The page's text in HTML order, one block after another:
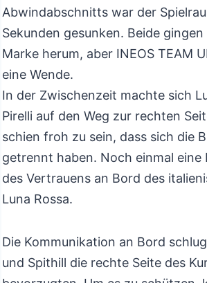
Abwindabschnitts war der
Sekunden gesunken. Beide
Marke herum, aber INEOS TEAM
eine Wende.
In der Zwischenzeit machte sich
Pirelli auf den Weg zur rechten
schien froh zu sein, dass sich die
getrennt haben. Noch einmal eine
des Vertrauens an Bord des
Luna Rossa.
Die Kommunikation an Bord
und Spithill die rechte Seite des